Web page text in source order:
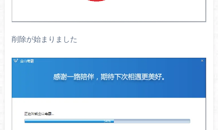
削除が始まりました